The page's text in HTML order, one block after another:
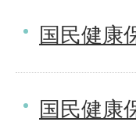
国民健康
国民健康